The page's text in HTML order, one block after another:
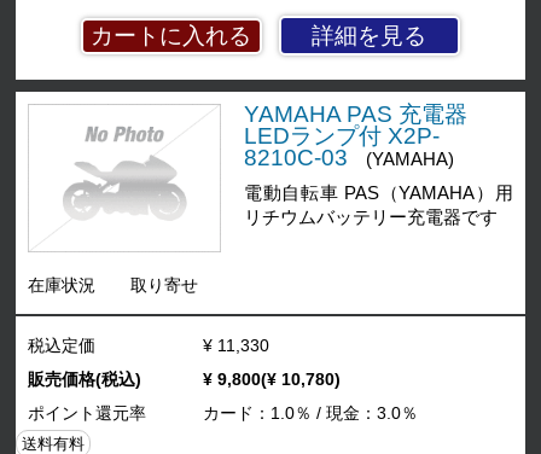
詳細を見る
YAMAHA PAS 充電器
LEDランプ付 X2P-
8210C-03
(YAMAHA)
電動自転車 PAS（YAMAHA）用
リチウムバッテリー充電器です
在庫状況 取り寄せ
税込定価
¥ 11,330
販売価格(税込)
¥ 9,800(¥ 10,780)
ポイント還元率
カード：1.0％ / 現金：3.0％
送料有料